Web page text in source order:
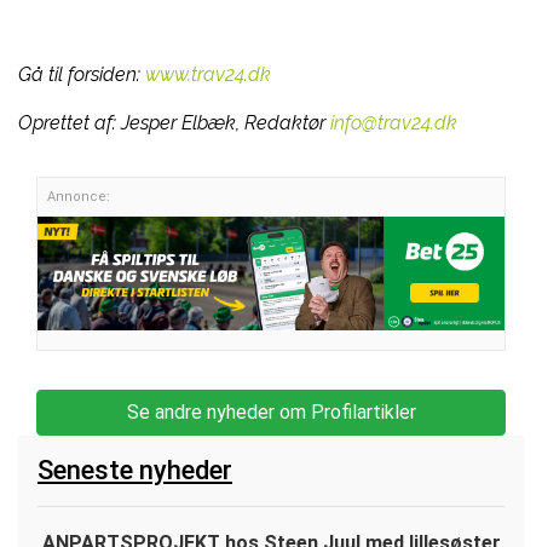
Gå til forsiden: www.trav24.dk
Oprettet af:Jesper Elbæk, Redaktør info@trav24.dk
Annonce:
Se andre nyheder om Profilartikler
Seneste nyheder